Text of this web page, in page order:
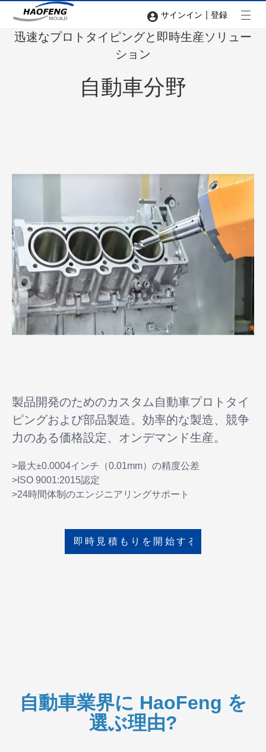
サインイン 登録
迅速なプロトタイピングと即時生産ソリュー
ション
自動車分野
製品開発のためのカスタム自動車プロトタイ
ピングおよび部品製造。効率的な製造、競争
力のある価格設定、オンデマンド生産。
>最大±0.0004インチ（0.01mm）の精度公差
>ISO 9001:2015認定
>24時間体制のエンジニアリングサポート
即時見積もりを開始する
自動車業界に HaoFeng を
選ぶ理由?